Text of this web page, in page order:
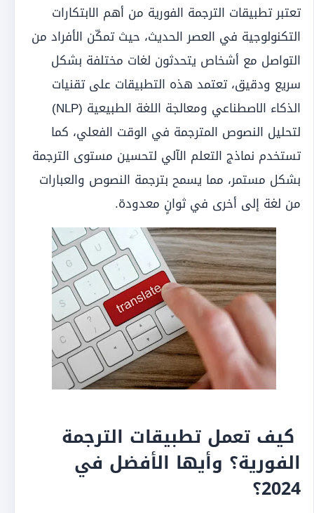
تعتبر تطبيقات الترجمة الفورية من أهم الابتكارات
التكنولوجية في العصر الحديث، حيث تمكّن الأفراد من
التواصل مع أشخاص يتحدثون لغات مختلفة بشكل
سريع ودقيق، تعتمد هذه التطبيقات على تقنيات
الذكاء الاصطناعي ومعالجة اللغة الطبيعية (NLP)
لتحليل النصوص المترجمة في الوقت الفعلي، كما
تستخدم نماذج التعلم الآلي لتحسين مستوى الترجمة
بشكل مستمر، مما يسمح بترجمة النصوص والعبارات
من لغة إلى أخرى في ثوانٍ معدودة.
كيف تعمل تطبيقات الترجمة
الفورية؟ وأيها الأفضل في
2024؟